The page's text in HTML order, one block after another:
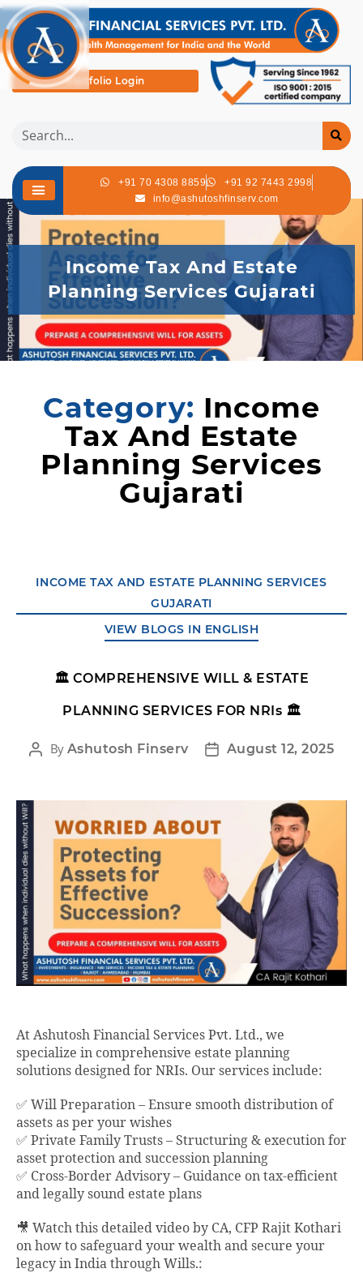
Portfolio Login
+91 70 4308 8859
+91 92 7443 2998
info@ashutoshfinserv.com
Income Tax And Estate
Planning Services Gujarati
Category: Income
Tax And Estate
Planning Services
Gujarati
INCOME TAX AND ESTATE PLANNING SERVICES
GUJARATI
VIEW BLOGS IN ENGLISH
🏛️ COMPREHENSIVE WILL & ESTATE
PLANNING SERVICES FOR NRIs 🏛️
By Ashutosh Finserv August 12, 2025
At Ashutosh Financial Services Pvt. Ltd., we
specialize in comprehensive estate planning
solutions designed for NRIs. Our services include:
✅ Will Preparation – Ensure smooth distribution of
assets as per your wishes
✅ Private Family Trusts – Structuring & execution for
asset protection and succession planning
✅ Cross-Border Advisory – Guidance on tax-efficient
and legally sound estate plans
🎥 Watch this detailed video by CA, CFP Rajit Kothari
on how to safeguard your wealth and secure your
legacy in India through Wills.: